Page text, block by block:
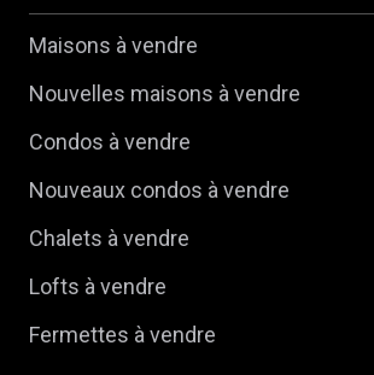
Maisons à vendre
Nouvelles maisons à vendre
Condos à vendre
Nouveaux condos à vendre
Chalets à vendre
Lofts à vendre
Fermettes à vendre